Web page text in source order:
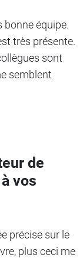
bonne équipe.
très présente.
sont
semblent
de
vos
précise sur le
plus ceci me